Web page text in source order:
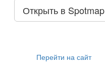
Открыть в Spotmap
Перейти на сайт